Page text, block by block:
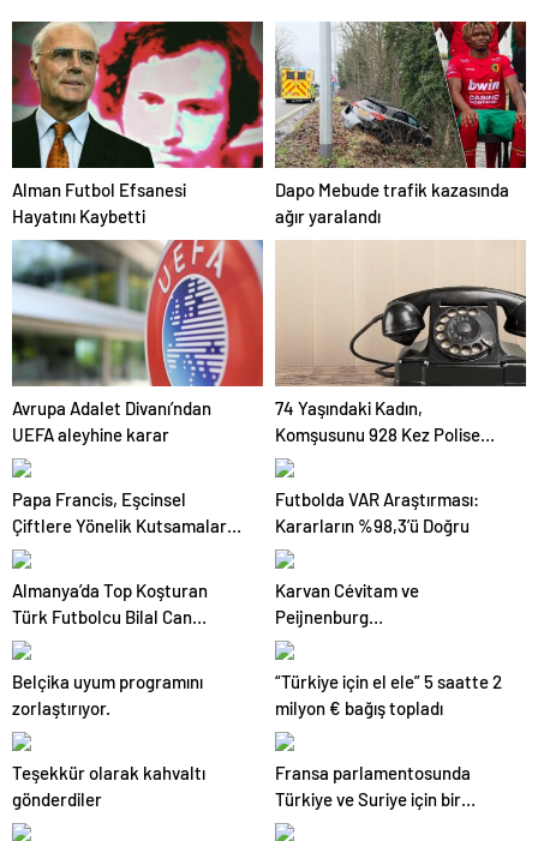
verdi.
Alman Futbol Efsanesi
Hayatını Kaybetti
Dapo Mebude trafik kazasında
ağır yaralandı
Avrupa Adalet Divanı’ndan
UEFA aleyhine karar
74 Yaşındaki Kadın,
Komşusunu 928 Kez Polise
Şikayet Etti
Papa Francis, Eşcinsel
Çiftlere Yönelik Kutsamalarda
Değişikliği Onayladı
Futbolda VAR Araştırması:
Kararların %98,3’ü Doğru
Almanya’da Top Koşturan
Türk Futbolcu Bilal Can
Özkara Hayatını Kaybetti
Karvan Cévitam ve
Peijnenburg
ürünleri toplatılıyor
Belçika uyum programını
zorlaştırıyor.
“Türkiye için el ele” 5 saatte 2
milyon € bağış topladı
Teşekkür olarak kahvaltı
gönderdiler
Fransa parlamentosunda
Türkiye ve Suriye için bir
dakikalık saygı duruşu